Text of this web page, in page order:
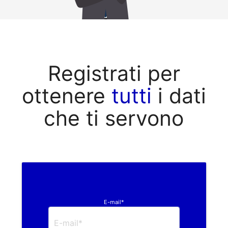
Registrati per
ottenere tutti i dati
che ti servono
E-mail*